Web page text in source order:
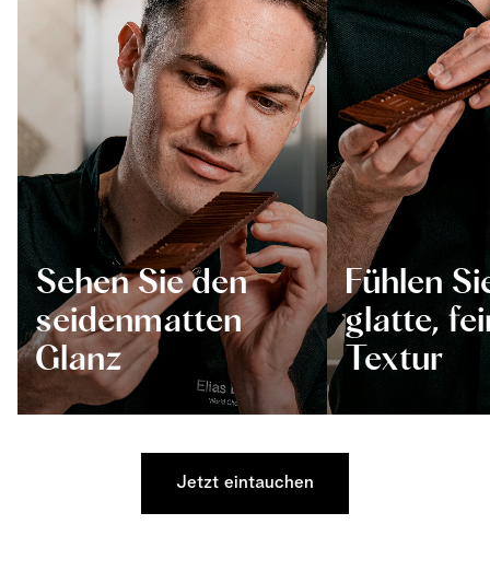
Sehen Sie den
seidenmatten
Glanz
Fühlen
glatte,
Textur
Jetzt eintauchen